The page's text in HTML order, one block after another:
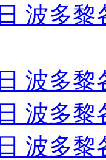
波多
波多
波多
波多